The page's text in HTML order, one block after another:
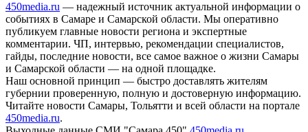
450media.ru — надежный источник актуальной информации о
событиях в Самаре и Самарской области. Мы оперативно
публикуем главные новости региона и экспертные
комментарии. ЧП, интервью, рекомендации специалистов,
гайды, последние новости, все самое важное о жизни Самары
и Самарской области — на одной площадке.
Наш основной принцип — быстро доставлять жителям
губернии проверенную, полную и достоверную информацию.
Читайте новости Самары, Тольятти и всей области на портале
450media.ru.